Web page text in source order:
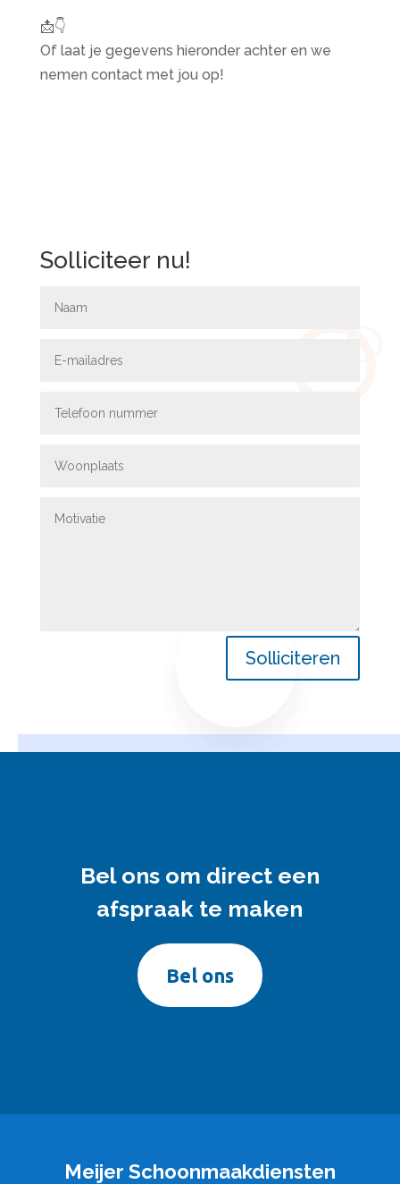
📩👇
Of laat je gegevens hieronder achter en we
nemen contact met jou op!
Solliciteer nu!
Solliciteren
Bel ons om direct een
afspraak te maken
Bel ons
Meijer Schoonmaakdiensten